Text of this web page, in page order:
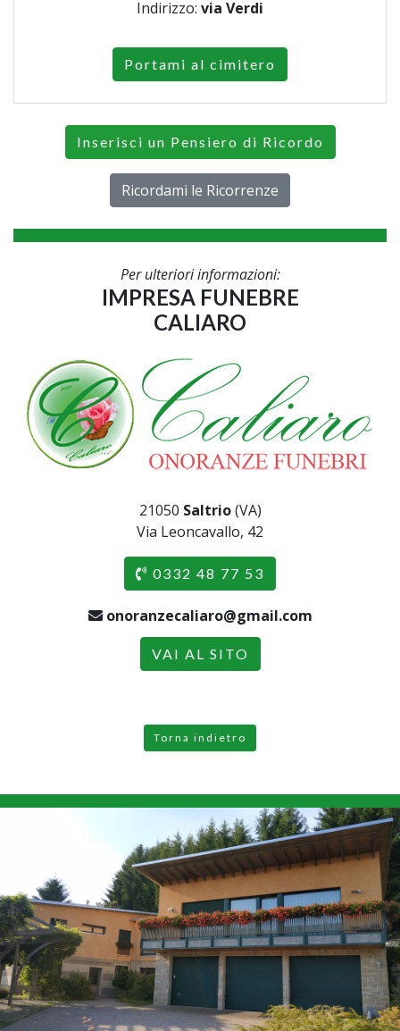
Indirizzo: via Verdi
Portami al cimitero
Inserisci un Pensiero di Ricordo
Ricordami le Ricorrenze
Per ulteriori informazioni:
IMPRESA FUNEBRE
CALIARO
21050 Saltrio(VA)
Via Leoncavallo, 42
0332 48 77 53
onoranzecaliaro@gmail.com
VAI AL SITO
Torna indietro